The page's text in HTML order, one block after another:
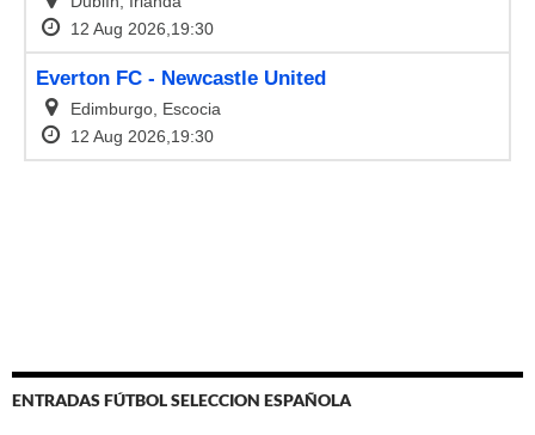
ENTRADAS FÚTBOL SELECCION ESPAÑOLA